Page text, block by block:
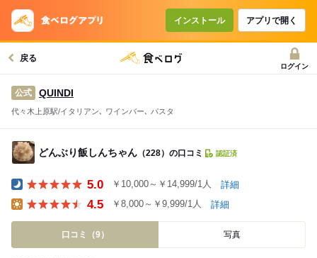
インストール アプリで開く
戻る
ログイン
公式 QUINDI
代々木上原駅/イタリアン､ ワインバー､ パスタ
どんぶり飯しんちゃん （228）の口コミ 認証済
5.0 ￥10,000～￥14,999/1人 詳細
4.5 ￥8,000～￥9,999/1人 詳細
口コミ（9） 写真